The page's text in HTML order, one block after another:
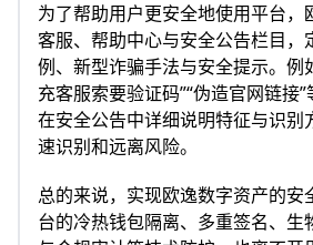
为了帮助用户更安全地使用平台，
客服、帮助中心与安全公告栏目，
例、新型诈骗手法与安全提示。例
充客服索要验证码”“伪造官网链接
在安全公告中详细说明特征与识别
速识别和远离风险。
总的来说，实现欧逸数字资产的安
台的冷热钱包隔离、多重签名、生